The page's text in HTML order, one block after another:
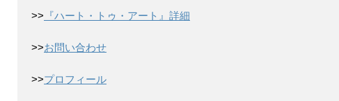
>> 『ハート・トゥ・アート』詳細
>>お問い合わせ
>>プロフィール